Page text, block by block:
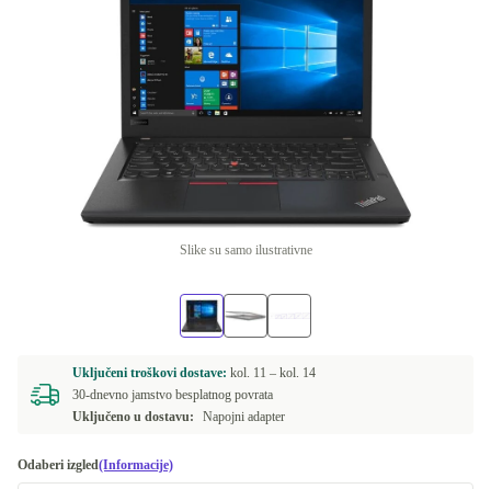
Slike su samo ilustrativne
Uključeni troškovi dostave: kol. 11 – kol. 14
30-dnevno jamstvo besplatnog povrata
Uključeno u dostavu:
Napojni adapter
Odaberi izgled(Informacije)